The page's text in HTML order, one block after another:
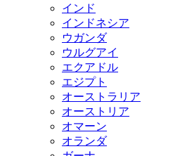
インド
インドネシア
ウガンダ
ウルグアイ
エクアドル
エジプト
オーストラリア
オーストリア
オマーン
オランダ